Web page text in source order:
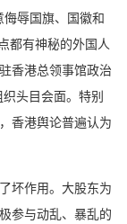
辱国旗、国徽和
都有神秘的外国人
香港总领事馆政治
头目会面。特别
香港舆论普遍认为
坏作用。大股东为
参与动乱、暴乱的